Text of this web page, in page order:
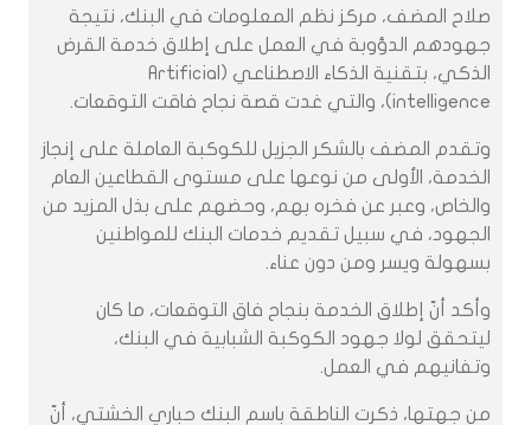
صلاح المضف، مركز نظم المعلومات في البنك، نتيجة
جهودهم الدؤوبة في العمل على إطلاق خدمة القرض
الذكي، بتقنية الذكاء الاصطناعي (Artificial
intelligence)، والتي غدت قصة نجاح فاقت التوقعات.
وتقدم المضف بالشكر الجزيل للكوكبة العاملة على إنجاز
الخدمة، الأولى من نوعها على مستوى القطاعين العام
والخاص، وعبر عن فخره بهم، وحضهم على بذل المزيد من
الجهود، في سبيل تقديم خدمات البنك للمواطنين
بسهولة ويسر ومن دون عناء.
وأكد أنّ إطلاق الخدمة بنجاح فاق التوقعات، ما كان
ليتحقق لولا جهود الكوكبة الشبابية في البنك،
وتفانيهم في العمل.
من جهتها، ذكرت الناطقة باسم البنك حباري الخشتي، أنّ